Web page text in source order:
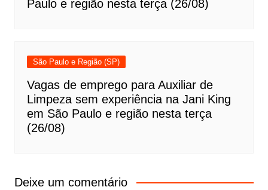
Paulo e região nesta terça (26/08)
São Paulo e Região (SP)
Vagas de emprego para Auxiliar de
Limpeza sem experiência na Jani King
em São Paulo e região nesta terça
(26/08)
Deixe um comentário